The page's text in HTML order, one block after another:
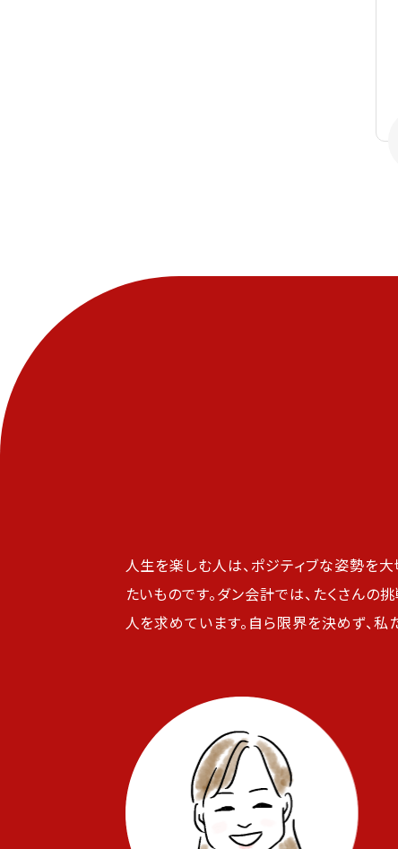
人生を楽しむ人は、ポジティブな姿勢を
たいものです。ダン会計では、たくさん
人を求めています。自ら限界を決めず、